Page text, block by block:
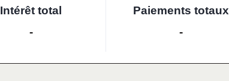
Intérêt total
-
Paiements totaux
-